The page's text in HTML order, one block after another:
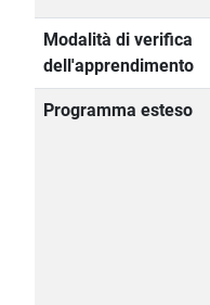
Modalità di verifica
dell'apprendimento
Programma esteso